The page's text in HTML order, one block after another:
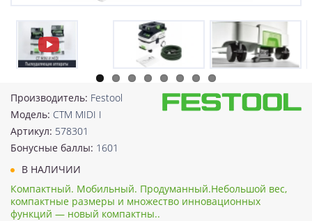
Производитель: Festool
Модель: CTM MIDI I
Артикул: 578301
Бонусные баллы: 1601
В НАЛИЧИИ
Компактный. Мобильный. Продуманный.Небольшой вес,
компактные размеры и множество инновационных
функций — новый компактны..